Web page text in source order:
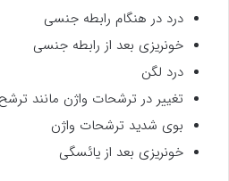
درد در هنگام رابطه جنسی
خونریزی بعد از رابطه جنسی
درد لگن
تغییر در ترشحات واژن مانند
بوی شدید ترشحات واژن
خونریزی بعد از یائسگی